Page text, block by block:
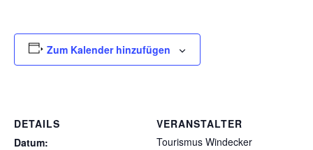
Zum Kalender hinzufügen
DETAILS
Datum:
VERANSTALTER
Tourismus Windecker